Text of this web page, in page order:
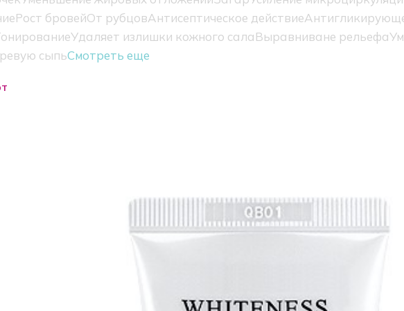
Рост бровейОт рубцовАнтисептическое действие
Удаляет излишки кожного салаВыравниване рельефа
сыпьСмотреть еще